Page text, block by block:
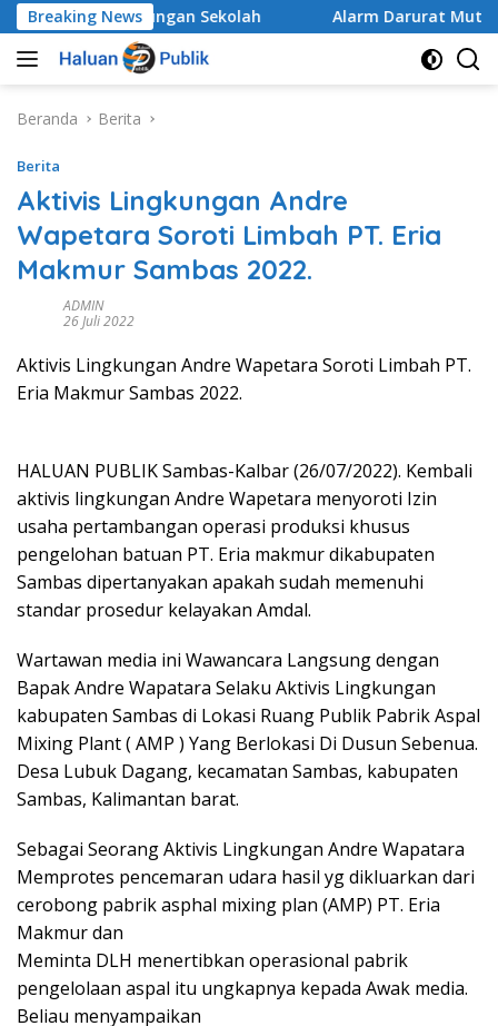
Langsung
ke
konten
Breaking News
di Lingkungan Sekolah Alarm Darurat Mutu
Beranda Berita
Berita
Aktivis Lingkungan Andre
Wapetara Soroti Limbah PT. Eria
Makmur Sambas 2022.
ADMIN
26 Juli 2022
Aktivis Lingkungan Andre Wapetara Soroti Limbah PT.
Eria Makmur Sambas 2022.
HALUAN PUBLIK Sambas-Kalbar (26/07/2022). Kembali
aktivis lingkungan Andre Wapetara menyoroti Izin
usaha pertambangan operasi produksi khusus
pengelohan batuan PT. Eria makmur dikabupaten
Sambas dipertanyakan apakah sudah memenuhi
standar prosedur kelayakan Amdal.
Wartawan media ini Wawancara Langsung dengan
Bapak Andre Wapatara Selaku Aktivis Lingkungan
kabupaten Sambas di Lokasi Ruang Publik Pabrik Aspal
Mixing Plant ( AMP ) Yang Berlokasi Di Dusun Sebenua.
Desa Lubuk Dagang, kecamatan Sambas, kabupaten
Sambas, Kalimantan barat.
Sebagai Seorang Aktivis Lingkungan Andre Wapatara
Memprotes pencemaran udara hasil yg dikluarkan dari
cerobong pabrik asphal mixing plan (AMP) PT. Eria
Makmur dan
Meminta DLH menertibkan operasional pabrik
pengelolaan aspal itu ungkapnya kepada Awak media.
Beliau menyampaikan